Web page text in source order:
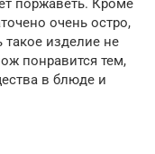
очень остро,
такое изделие не
понравится тем,
в блюде и